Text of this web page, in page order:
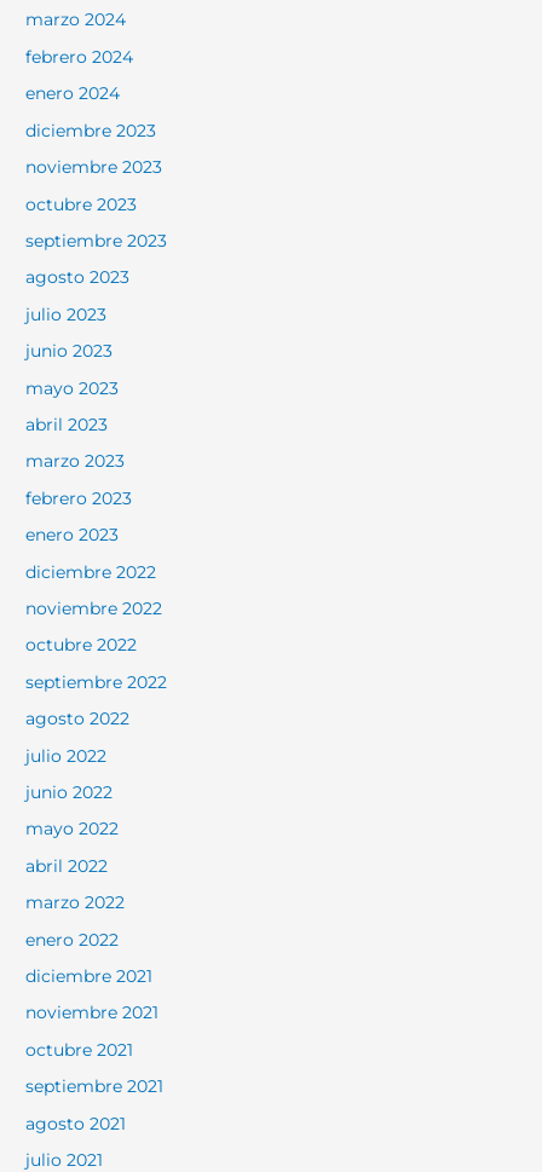
marzo 2024
febrero 2024
enero 2024
diciembre 2023
noviembre 2023
octubre 2023
septiembre 2023
agosto 2023
julio 2023
junio 2023
mayo 2023
abril 2023
marzo 2023
febrero 2023
enero 2023
diciembre 2022
noviembre 2022
octubre 2022
septiembre 2022
agosto 2022
julio 2022
junio 2022
mayo 2022
abril 2022
marzo 2022
enero 2022
diciembre 2021
noviembre 2021
octubre 2021
septiembre 2021
agosto 2021
julio 2021